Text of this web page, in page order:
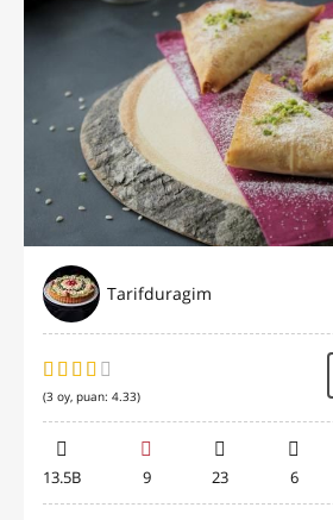
Tarifduragim
(3 oy, puan: 4.33)
13.5B 9 23 6